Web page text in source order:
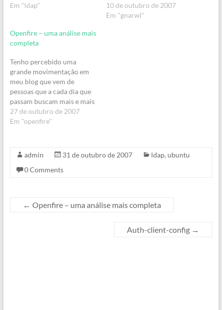
configuração do pam e o
autenticação. Ele pode ser
usado por administradores
forma fácil e rápida as…
Em "ldap"
ferramenta muito
interessante.Trata-se do
10 de outubro de 2007
Em "gnarwl"
Openfire – uma análise mais
completa
Tenho percebido uma
grande movimentação em
meu blog que vem de
pessoas que a cada dia que
passam buscam mais e mais
informações sobre Jabber
(XMPP - leia mais aqui e
Openfire.O Openfire é um
desenvolvido em Java pela
27 de outubro de 2007
Em "openfire"
admin 31 de outubro de 2007 ldap, ubuntu
0 Comments
← Openfire – uma análise mais completa
Auth-client-config →